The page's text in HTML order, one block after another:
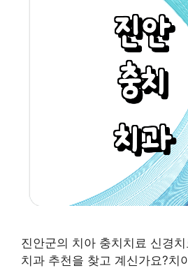
진안군의 치아 충치치료 신경
치과 추천을 찾고 계신가요?치